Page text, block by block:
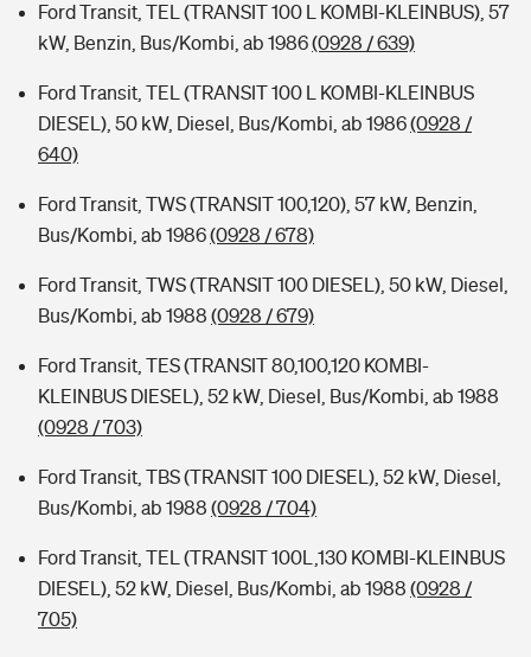
Ford Transit, TEL (TRANSIT 100 L KOMBI-KLEINBUS), 57
kW, Benzin, Bus/Kombi, ab 1986(0928 / 639)
Ford Transit, TEL (TRANSIT 100 L KOMBI-KLEINBUS
DIESEL), 50 kW, Diesel, Bus/Kombi, ab 1986(0928 /
640)
Ford Transit, TWS (TRANSIT 100,120), 57 kW, Benzin,
Bus/Kombi, ab 1986(0928 / 678)
Ford Transit, TWS (TRANSIT 100 DIESEL), 50 kW, Diesel,
Bus/Kombi, ab 1988 (0928 / 679)
Ford Transit, TES (TRANSIT 80,100,120 KOMBI-
KLEINBUS DIESEL), 52 kW, Diesel, Bus/Kombi, ab 1988
(0928 / 703)
Ford Transit, TBS (TRANSIT 100 DIESEL), 52 kW, Diesel,
Bus/Kombi, ab 1988 (0928 / 704)
Ford Transit, TEL (TRANSIT 100L,130 KOMBI-KLEINBUS
DIESEL), 52 kW, Diesel, Bus/Kombi, ab 1988 (0928 /
705)